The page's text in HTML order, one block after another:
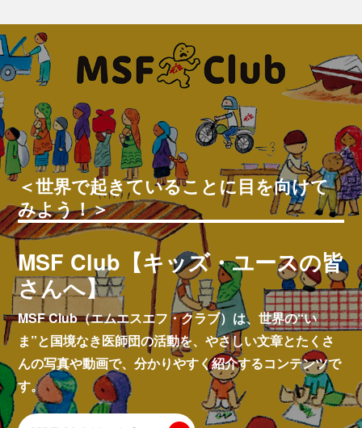
＜世界で起きていることに目を向けて
みよう！＞
MSF Club【キッズ・ユースの皆
さんへ】
MSF Club（エムエスエフ・クラブ）は、世界の“い
ま”と国境なき医師団の活動を、やさしい文章とたくさ
んの写真や動画で、分かりやすく紹介するコンテンツで
す。